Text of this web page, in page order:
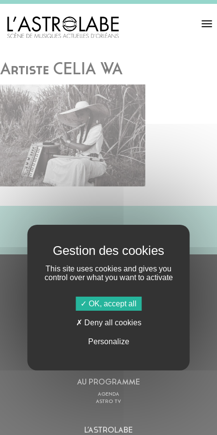
Toggle
Artiste CELIA WA
S'ABONNER À LA NEWSLETTER
AU PROGRAMME
AGENDA
ASTRO TV
L’ASTROLABE
This site uses cookies and gives you
control over what you want to activate
OK, accept all
Deny all cookies
Personalize